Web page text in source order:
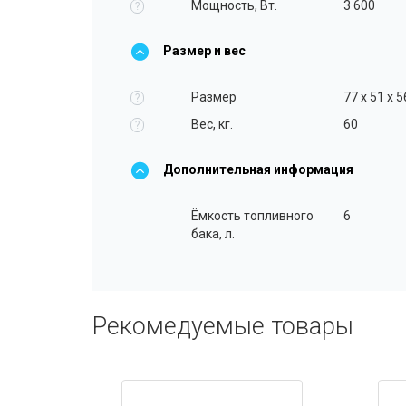
? Мощность, Вт. 3 600
Размер и вес
? Размер 77 x 51 x
? Вес, кг. 60
Дополнительная информация
Ёмкость топливного
бака, л.
6
Рекомедуемые товары